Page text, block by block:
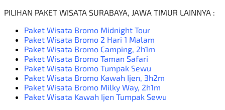
PILIHAN PAKET WISATA SURABAYA , JAWA TIMUR LAINNYA :
Paket Wisata Bromo Midnight Tour
Paket Wisata Bromo 2 Hari 1 Malam
Paket Wisata Bromo Camping , 2h1m
Paket Wisata Bromo Taman Safari
Paket Wisata Bromo Tumpak Sewu
Paket Wisata Bromo Kawah Ijen , 3h2m
Paket Wisata Bromo Milky Way, 2h1m
Paket Wisata Kawah Ijen Tumpak Sewu